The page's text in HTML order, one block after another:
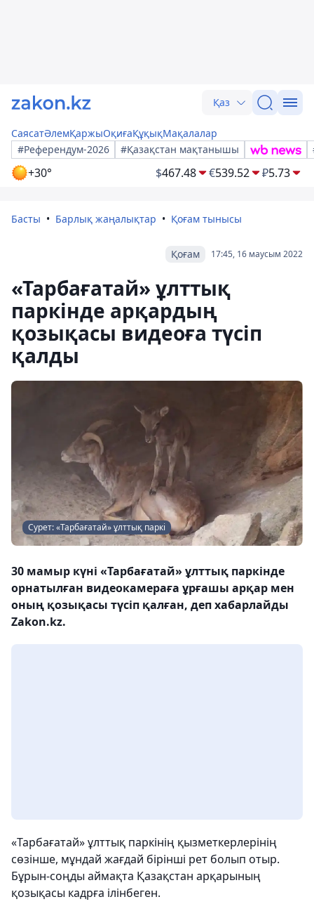
Қаз
СаясатӘлемҚаржыОқиғаҚұқықМақалалар
#Референдум-2026
#Қазақстан мақтанышы
+30° $467.48 €539.52 ₽5.73
Басты Барлық жаңалықтар Қоғам тынысы
17:45, 16 маусым 2022
Қоғам
«Тарбағатай» ұлттық
паркінде арқардың
қозықасы видеоға түсіп
қалды
Сурет: «Тарбағатай» ұлттық паркі
30 мамыр күні «Тарбағатай» ұлттық паркінде
орнатылған видеокамераға ұрғашы арқар мен
оның қозықасы түсіп қалған, деп хабарлайды
Zakon.kz.
«Тарбағатай» ұлттық паркінің қызметкерлерінің
сөзінше, мұндай жағдай бірінші рет болып отыр.
Бұрын-соңды аймақта Қазақстан арқарының
қозықасы кадрға ілінбеген.